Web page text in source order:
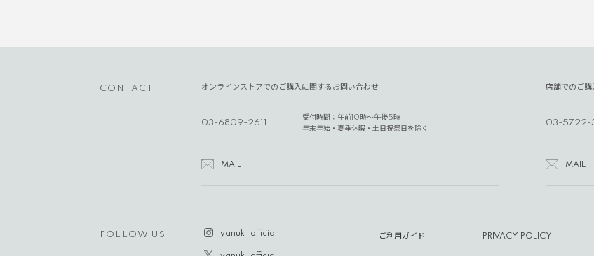
CONTACT オンラインストアでのご購入に関するお問い合わせ
03-6809-2611
受付時間：午前10時～午後5時
年末年始・夏季休暇・土日祝祭日を除く
MAIL
店舗でのご購
03-5722-
MAIL
FOLLOW US yanuk_official ご利用ガイド PRIVACY POLICY